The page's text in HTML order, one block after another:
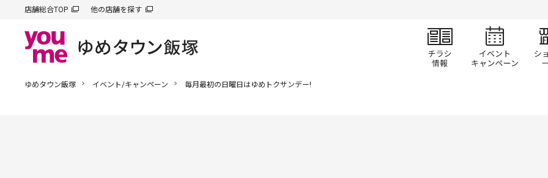
店舗総合TOP 他の店舗を探す
チラシ情報 イ
ゆめタウン飯塚 イベント/キャンペーン 毎月最初の日曜日はゆめトクサンデー!